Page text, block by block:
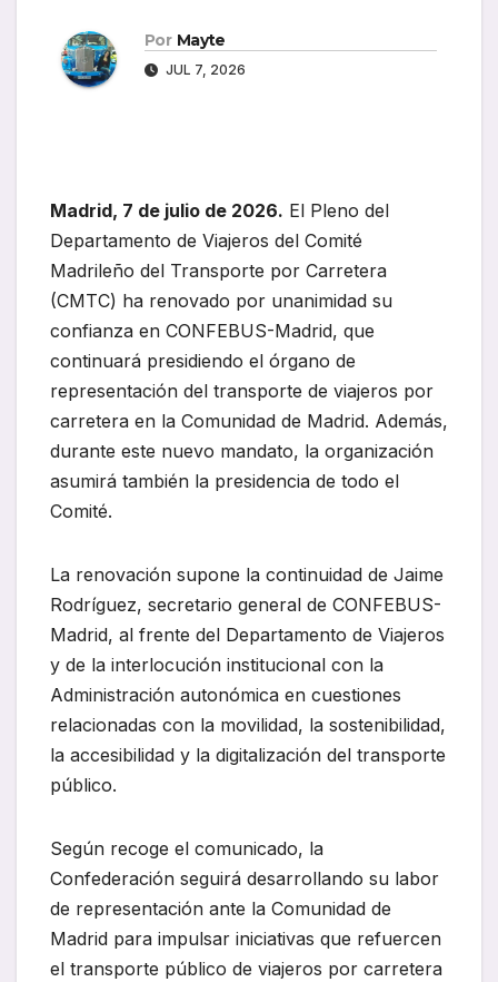
Por Mayte
JUL 7, 2026
Madrid, 7 de julio de 2026. El Pleno del
Departamento de Viajeros del Comité
Madrileño del Transporte por Carretera
(CMTC) ha renovado por unanimidad su
confianza en CONFEBUS-Madrid, que
continuará presidiendo el órgano de
representación del transporte de viajeros por
carretera en la Comunidad de Madrid. Además,
durante este nuevo mandato, la organización
asumirá también la presidencia de todo el
Comité.
La renovación supone la continuidad de Jaime
Rodríguez, secretario general de CONFEBUS-
Madrid, al frente del Departamento de Viajeros
y de la interlocución institucional con la
Administración autonómica en cuestiones
relacionadas con la movilidad, la sostenibilidad,
la accesibilidad y la digitalización del transporte
público.
Según recoge el comunicado, la
Confederación seguirá desarrollando su labor
de representación ante la Comunidad de
Madrid para impulsar iniciativas que refuercen
el transporte público de viajeros por carretera